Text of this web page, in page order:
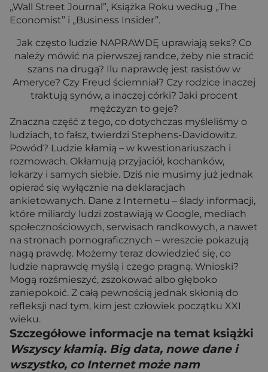
„Wall Street Journal”, Książka Roku według „The
Economist” i „Business Insider”.
Jak często ludzie NAPRAWDĘ uprawiają seks? Co
należy mówić na pierwszej randce, żeby nie stracić
szans na drugą? Ilu naprawdę jest rasistów w
Ameryce? Czy Freud ściemniał? Czy rodzice inaczej
traktują synów, a inaczej córki? Jaki procent
mężczyzn to geje?
Znaczna część z tego, co dotychczas myśleliśmy o
ludziach, to fałsz, twierdzi Stephens-Davidowitz.
Powód? Ludzie kłamią – w kwestionariuszach i
rozmowach. Okłamują przyjaciół, kochanków,
lekarzy i samych siebie. Dziś nie musimy już jednak
opierać się wyłącznie na deklaracjach
ankietowanych. Dane z Internetu – ślady informacji,
które miliardy ludzi zostawiają w Google, mediach
społecznościowych, serwisach randkowych, a nawet
na stronach pornograficznych – wreszcie pokazują
nagą prawdę. Możemy teraz dowiedzieć się, co
ludzie naprawdę myślą i czego pragną. Wnioski?
Mogą rozśmieszyć, zszokować albo głęboko
zaniepokoić. Z całą pewnością jednak skłonią do
refleksji nad tym, kim jest człowiek początku XXI
wieku.
Szczegółowe informacje na temat książki
Wszyscy kłamią. Big data, nowe dane i
wszystko, co Internet może nam